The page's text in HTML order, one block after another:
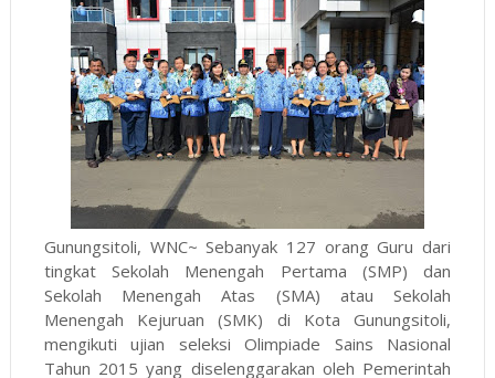
Gunungsitoli, WNC~ Sebanyak 127 orang Guru dari
tingkat Sekolah Menengah Pertama (SMP) dan
Sekolah Menengah Atas (SMA) atau Sekolah
Menengah Kejuruan (SMK) di Kota Gunungsitoli,
mengikuti ujian seleksi Olimpiade Sains Nasional
Tahun 2015 yang diselenggarakan oleh Pemerintah